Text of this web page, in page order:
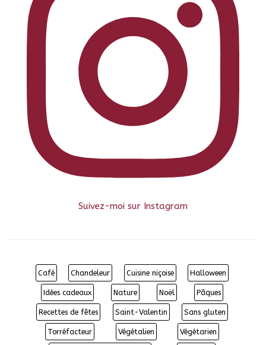
Suivez-moi sur Instagram
Café Chandeleur Cuisine niçoise Halloween
Idées cadeaux Nature Noël Pâques
Recettes de fêtes Saint-Valentin Sans gluten
Torréfacteur Végétalien Végétarien